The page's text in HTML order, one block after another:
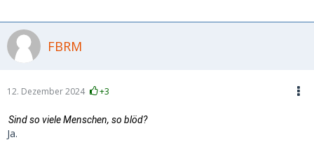
FBRM
12. Dezember 2024 +3
Sind so viele Menschen, so blöd?
Ja.